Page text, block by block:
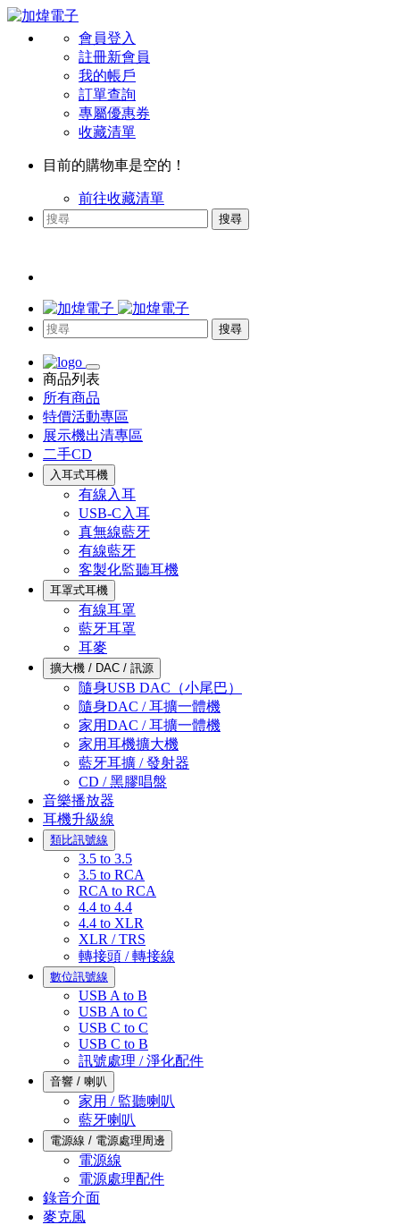
會員登入
註冊新會員
我的帳戶
訂單查詢
專屬優惠券
收藏清單
目前的購物車是空的！
前往收藏清單
搜尋
搜尋
商品列表
所有商品
特價活動專區
展示機出清專區
二手CD
入耳式耳機
有線入耳
USB-C入耳
真無線藍牙
有線藍牙
客製化監聽耳機
耳罩式耳機
有線耳罩
藍牙耳罩
耳麥
擴大機 / DAC / 訊源
隨身USB DAC（小尾巴）
隨身DAC / 耳擴一體機
家用DAC / 耳擴一體機
家用耳機擴大機
藍牙耳擴 / 發射器
CD / 黑膠唱盤
音樂播放器
耳機升級線
類比訊號線
3.5 to 3.5
3.5 to RCA
RCA to RCA
4.4 to 4.4
4.4 to XLR
XLR / TRS
轉接頭 / 轉接線
數位訊號線
USB A to B
USB A to C
USB C to C
USB C to B
訊號處理 / 淨化配件
音響 / 喇叭
家用 / 監聽喇叭
藍牙喇叭
電源線 / 電源處理周邊
電源線
電源處理配件
錄音介面
麥克風